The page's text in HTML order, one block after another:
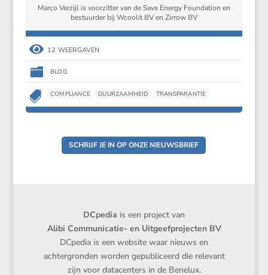
Marco Verzijl is voorzitter van de Save Energy Foundation en
bestuurder bij Wcoolit BV en Zirrow BV
 12 WEERGAVEN
 BLOG
 COMPLIANCE DUURZAAMHEID TRANSPARANTIE
SCHRIJF JE IN OP ONZE NIEUWSBRIEF
DCpedia is een project van
Alibi Communicatie- en Uitgeefprojecten BV
DCpedia is een website waar nieuws en
achtergronden worden gepubliceerd die relevant
zijn voor datacenters in de Benelux.